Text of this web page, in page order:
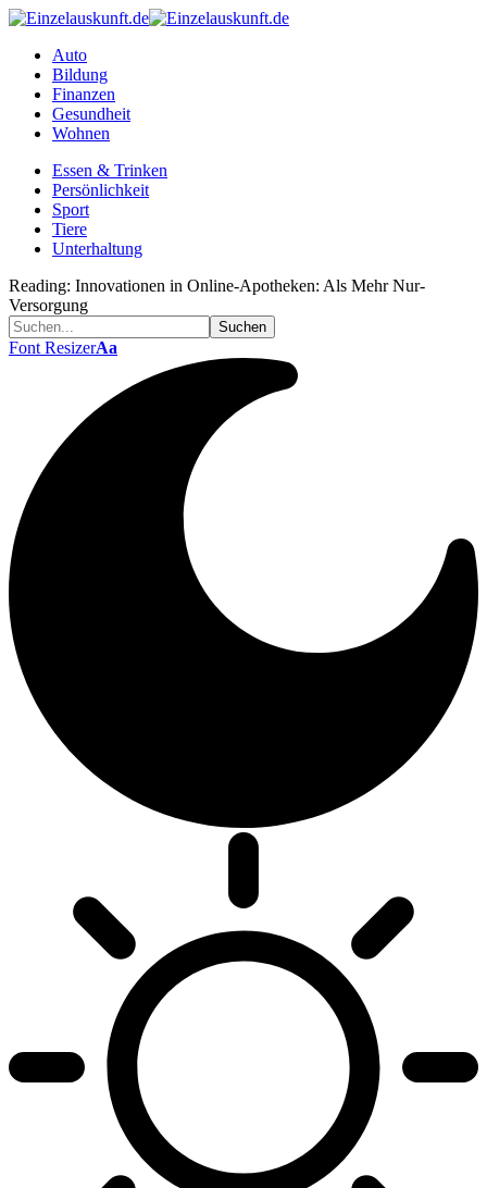
Auto
Bildung
Finanzen
Gesundheit
Wohnen
Essen & Trinken
Persönlichkeit
Sport
Tiere
Unterhaltung
Reading: Innovationen in Online-Apotheken: Als Mehr Nur-
Versorgung
Font ResizerAa